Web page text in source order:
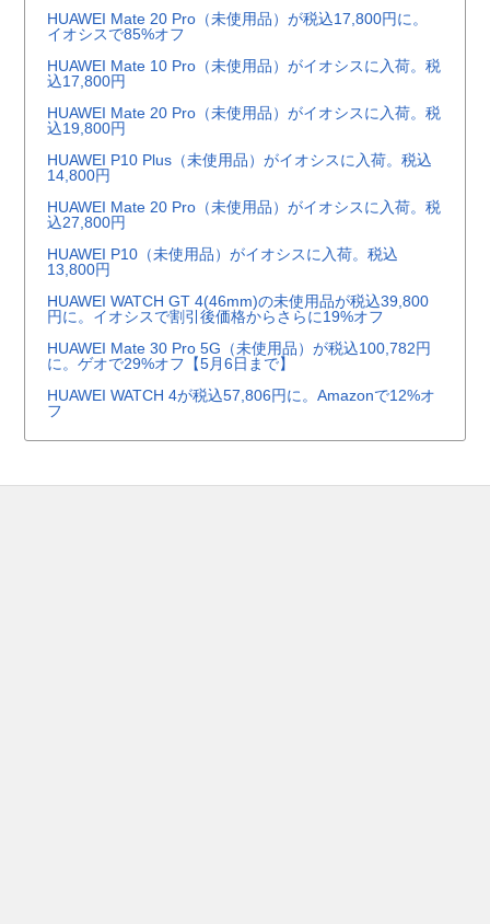
HUAWEI Mate 20 Pro（未使用品）が税込17,800円に。
イオシスで85%オフ
HUAWEI Mate 10 Pro（未使用品）がイオシスに入荷。税
込17,800円
HUAWEI Mate 20 Pro（未使用品）がイオシスに入荷。税
込19,800円
HUAWEI P10 Plus（未使用品）がイオシスに入荷。税込
14,800円
HUAWEI Mate 20 Pro（未使用品）がイオシスに入荷。税
込27,800円
HUAWEI P10（未使用品）がイオシスに入荷。税込
13,800円
HUAWEI WATCH GT 4(46mm)の未使用品が税込39,800
円に。イオシスで割引後価格からさらに19%オフ
HUAWEI Mate 30 Pro 5G（未使用品）が税込100,782円
に。ゲオで29%オフ【5月6日まで】
HUAWEI WATCH 4が税込57,806円に。Amazonで12%オ
フ